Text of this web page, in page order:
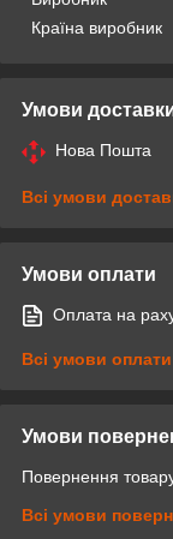
Країна виробник
Умови
Нова Пошта
Всі умови
Умови оплати
Оплата на
Всі умови оплати
Умови
Повернення
Всі умови